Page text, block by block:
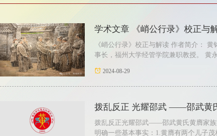
学术文章 《峭公行录》校正与
《峭公行录》校正与解读 作者简介：
事长，福州大学经管学院兼职教授。 黄
2024-08-29
拨乱反正 光耀邵武 ——邵武黄
拨乱反正光耀邵武——邵武黄氏黄膺家族
明确一些基本事实：1.黄膺有两个儿子茂